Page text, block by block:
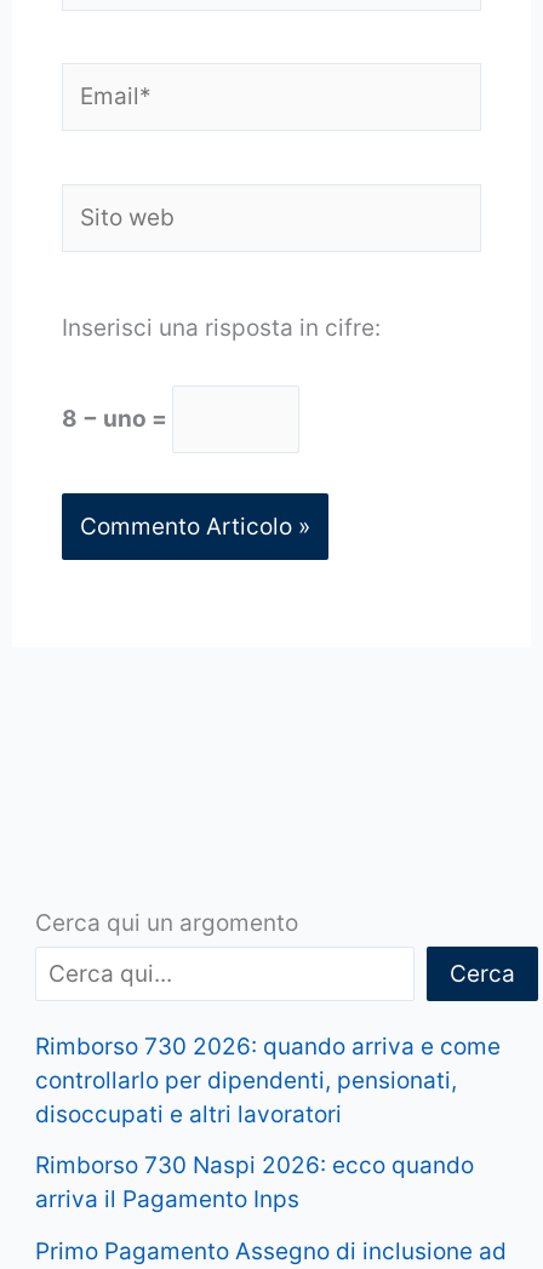
web
Inserisci una risposta in cifre:
8 − uno =
Cerca qui un argomento
Cerca
Rimborso 730 2026: quando arriva e come
controllarlo per dipendenti, pensionati,
disoccupati e altri lavoratori
Rimborso 730 Naspi 2026: ecco quando
arriva il Pagamento Inps
Primo Pagamento Assegno di inclusione ad